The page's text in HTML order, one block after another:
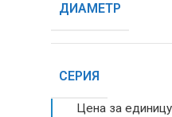
ДИАМЕТР
СЕРИЯ
Цена за